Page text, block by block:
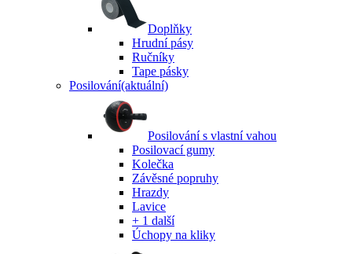
Doplňky
Hrudní pásy
Ručníky
Tape pásky
Posilování(aktuální)
Posilování s vlastní vahou
Posilovací gumy
Kolečka
Závěsné popruhy
Hrazdy
Lavice
+ 1 další
Úchopy na kliky